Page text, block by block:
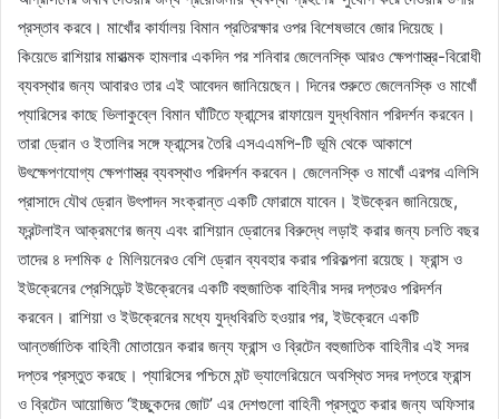
প্রস্তাব করবে। মাখোঁর কার্যালয় বিমান প্রতিরক্ষার ওপর বিশেষভাবে জোর দিয়েছে।
কিয়েভে রাশিয়ার মারাত্মক হামলার একদিন পর শনিবার জেলেনস্কি আরও ক্ষেপণাস্ত্র-বিরোধী
ব্যবস্থার জন্য আবারও তার এই আবেদন জানিয়েছেন। দিনের শুরুতে জেলেনস্কি ও মাখোঁ
প্যারিসের কাছে ভিলাকুব্লে বিমান ঘাঁটিতে ফ্রান্সের রাফায়েল যুদ্ধবিমান পরিদর্শন করবেন।
তারা ড্রোন ও ইতালির সঙ্গে ফ্রান্সের তৈরি এসএএমপি-টি ভূমি থেকে আকাশে
উৎক্ষেপণযোগ্য ক্ষেপণাস্ত্র ব্যবস্থাও পরিদর্শন করবেন। জেলেনস্কি ও মাখোঁ এরপর এলিসি
প্রাসাদে যৌথ ড্রোন উৎপাদন সংক্রান্ত একটি ফোরামে যাবেন। ইউক্রেন জানিয়েছে,
ফ্রন্টলাইন আক্রমণের জন্য এবং রাশিয়ান ড্রোনের বিরুদ্ধে লড়াই করার জন্য চলতি বছর
তাদের ৪ দশমিক ৫ মিলিয়নেরও বেশি ড্রোন ব্যবহার করার পরিকল্পনা রয়েছে। ফ্রান্স ও
ইউক্রেনের প্রেসিডেন্ট ইউক্রেনের একটি বহুজাতিক বাহিনীর সদর দপ্তরও পরিদর্শন
করবেন। রাশিয়া ও ইউক্রেনের মধ্যে যুদ্ধবিরতি হওয়ার পর, ইউক্রেনে একটি
আন্তর্জাতিক বাহিনী মোতায়েন করার জন্য ফ্রান্স ও ব্রিটেন বহুজাতিক বাহিনীর এই সদর
দপ্তর প্রস্তুত করছে। প্যারিসের পশ্চিমে মন্ট ভ্যালেরিয়েনে অবস্থিত সদর দপ্তরে ফ্রান্স
ও ব্রিটেন আয়োজিত ‘ইচ্ছুকদের জোট’ এর দেশগুলো বাহিনী প্রস্তুত করার জন্য অফিসার